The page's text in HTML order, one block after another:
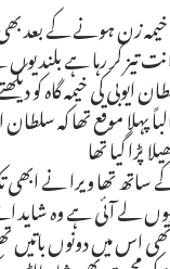
زن ہونے کے بعد بھی
تیز کر رہا ہے
کی خیمہ گاہ کو
پہلا موقع تھا کہ
پڑا گیا تھا
تھا ویرا نے ابھی
لے آئی ہے وہ شاید
اس میں دونوں